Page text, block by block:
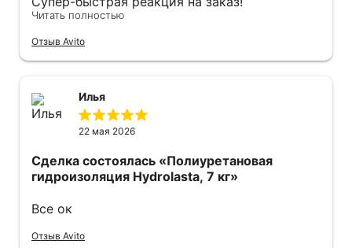
Оперативно отправили курьера с мешками!
Рекомендую.
Читать полностью
Отзыв Avito
Илья
22 мая 2026
Сделка состоялась «Полиуретановая
гидроизоляция Hydrolasta, 7 кг»
Все ок
Отзыв Avito